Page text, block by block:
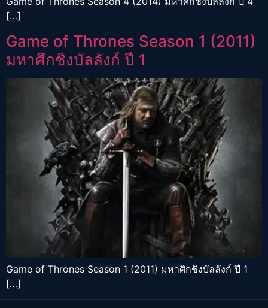
[…]
Game of Thrones Season 1 (2011)
มหาศึกชิงบัลลังก์ ปี 1
Game of Thrones Season 1 (2011) มหาศึกชิงบัลลังก์ ปี 1
[…]